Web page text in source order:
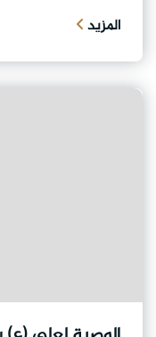
المزيد